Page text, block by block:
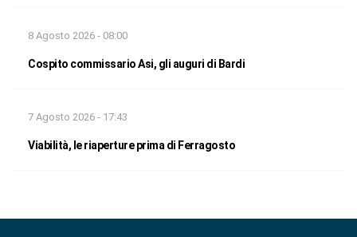
8 Agosto 2026 - 08:00
Cospito commissario Asi, gli auguri di Bardi
7 Agosto 2026 - 17:43
Viabilità, le riaperture prima di Ferragosto